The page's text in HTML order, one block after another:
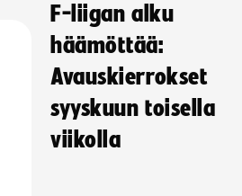
F-liigan alku
häämöttää:
Avauskierrokset
syyskuun toisella
viikolla